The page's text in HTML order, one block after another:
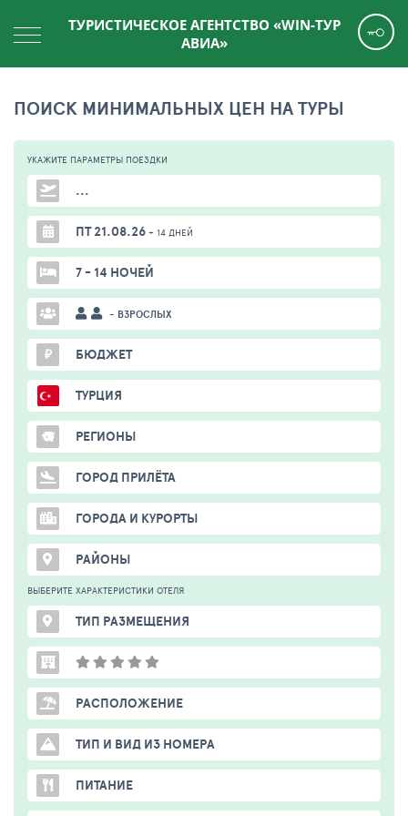
ТУРИСТИЧЕСКОЕ АГЕНТСТВО «WIN-ТУР
АВИА»
ПОИСК МИНИМАЛЬНЫХ ЦЕН НА ТУРЫ
УКАЖИТЕ ПАРАМЕТРЫ ПОЕЗДКИ
...
ПТ 21.08.26 + 14 ДНЕЙ
7 - 14 НОЧЕЙ
- ВЗРОСЛЫХ
₽ БЮДЖЕТ
ТУРЦИЯ
РЕГИОНЫ
ГОРОД ПРИЛЁТА
ГОРОДА И КУРОРТЫ
РАЙОНЫ
ВЫБЕРИТЕ ХАРАКТЕРИСТИКИ ОТЕЛЯ
ТИП РАЗМЕЩЕНИЯ
РАСПОЛОЖЕНИЕ
ТИП И ВИД ИЗ НОМЕРА
ПИТАНИЕ